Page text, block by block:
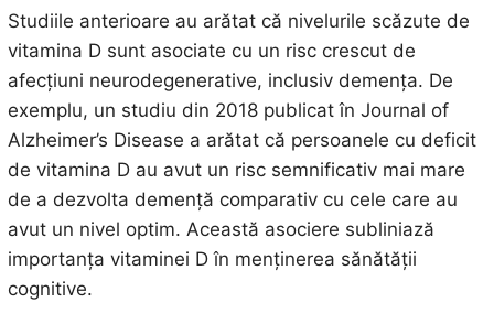
Studiile anterioare au arătat că nivelurile scăzute de
vitamina D sunt asociate cu un risc crescut de
afecțiuni neurodegenerative, inclusiv demența. De
exemplu, un studiu din 2018 publicat în Journal of
Alzheimer’s Disease a arătat că persoanele cu deficit
de vitamina D au avut un risc semnificativ mai mare
de a dezvolta demență comparativ cu cele care au
avut un nivel optim. Această asociere subliniază
importanța vitaminei D în menținerea sănătății
cognitive.